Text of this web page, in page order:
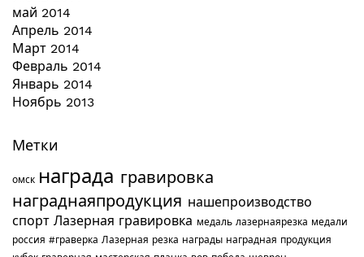
май 2014
Апрель 2014
Март 2014
Февраль 2014
Январь 2014
Ноябрь 2013
Метки
омск награда гравировка
награднаяпродукция нашепроизводство
спорт Лазерная гравировка медаль лазернаярезка медали
россия #граверка Лазерная резка награды наградная продукция